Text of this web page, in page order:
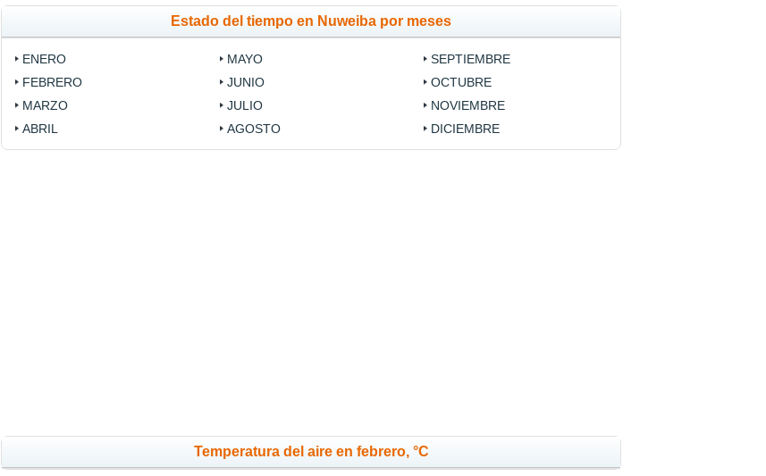
Estado del tiempo en Nuweiba por meses
ENERO
FEBRERO
MARZO
ABRIL
MAYO
JUNIO
JULIO
AGOSTO
SEPTIEMBRE
OCTUBRE
NOVIEMBRE
DICIEMBRE
Temperatura del aire en febrero, °C